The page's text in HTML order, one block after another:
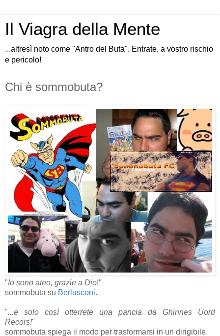
Il Viagra della Mente
...altresì noto come "Antro del Buta". Entrate, a vostro rischio
e pericolo!
Chi è sommobuta?
"Io sono ateo, grazie a Dio!"
sommobuta su Berlusconi.
"...e solo così otterrete una pancia da Ghinnes Uord
Recors!"
sommobuta spiega il modo per trasformarsi in un dirigibile.